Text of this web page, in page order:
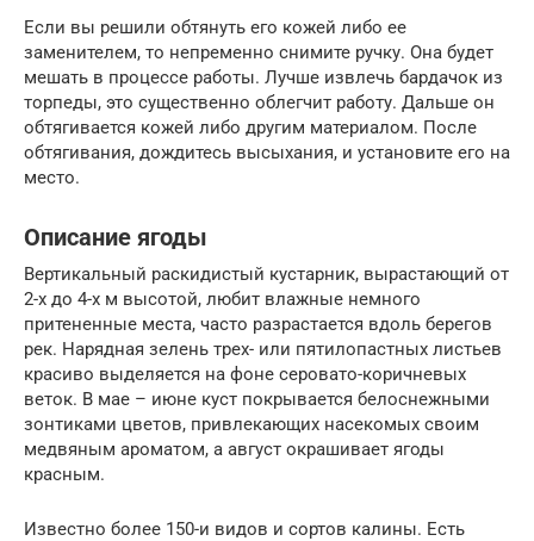
Если вы решили обтянуть его кожей либо ее
заменителем, то непременно снимите ручку. Она будет
мешать в процессе работы. Лучше извлечь бардачок из
торпеды, это существенно облегчит работу. Дальше он
обтягивается кожей либо другим материалом. После
обтягивания, дождитесь высыхания, и установите его на
место.
Описание ягоды
Вертикальный раскидистый кустарник, вырастающий от
2-х до 4-х м высотой, любит влажные немного
притененные места, часто разрастается вдоль берегов
рек. Нарядная зелень трех- или пятилопастных листьев
красиво выделяется на фоне серовато-коричневых
веток. В мае – июне куст покрывается белоснежными
зонтиками цветов, привлекающих насекомых своим
медвяным ароматом, а август окрашивает ягоды
красным.
Известно более 150-и видов и сортов калины. Есть